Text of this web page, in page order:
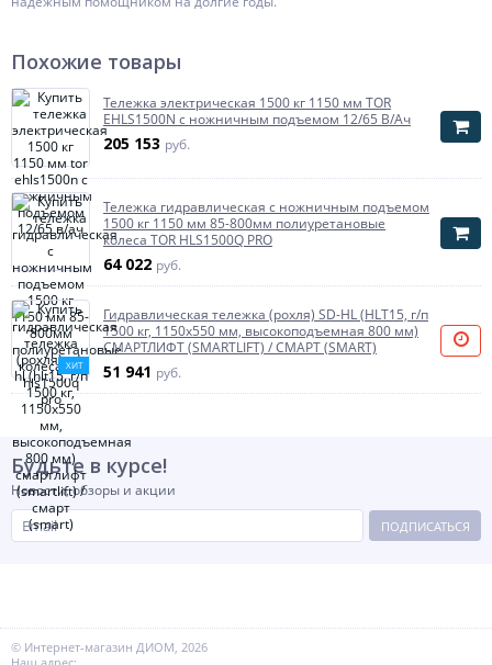
Похожие товары
Тележка электрическая 1500 кг 1150 мм TOR
EHLS1500N с ножничным подъемом 12/65 В/Ач
205 153 руб.
Тележка гидравлическая с ножничным подъемом
1500 кг 1150 мм 85-800мм полиуретановые
колеса TOR HLS1500Q PRO
64 022 руб.
ХИТ
Гидравлическая тележка (рохля) SD-HL (HLT15, г/п
1500 кг, 1150x550 мм, высокоподъемная 800 мм)
СМАРТЛИФТ (SMARTLIFT) / СМАРТ (SMART)
51 941 руб.
Будьте в курсе!
Новости, обзоры и акции
ПОДПИСАТЬСЯ
© Интернет-магазин ДИОМ, 2026